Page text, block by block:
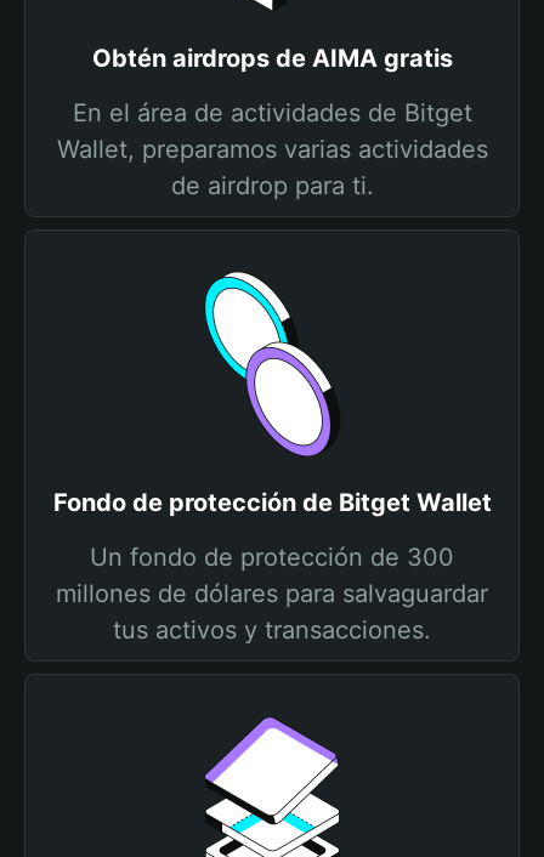
Obtén airdrops de AIMA gratis
En el área de actividades de Bitget
Wallet, preparamos varias actividades
de airdrop para ti.
Fondo de protección de Bitget Wallet
Un fondo de protección de 300
millones de dólares para salvaguardar
tus activos y transacciones.